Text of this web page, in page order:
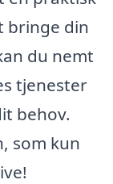
bringe din
du nemt
tjenester
behov.
som kun